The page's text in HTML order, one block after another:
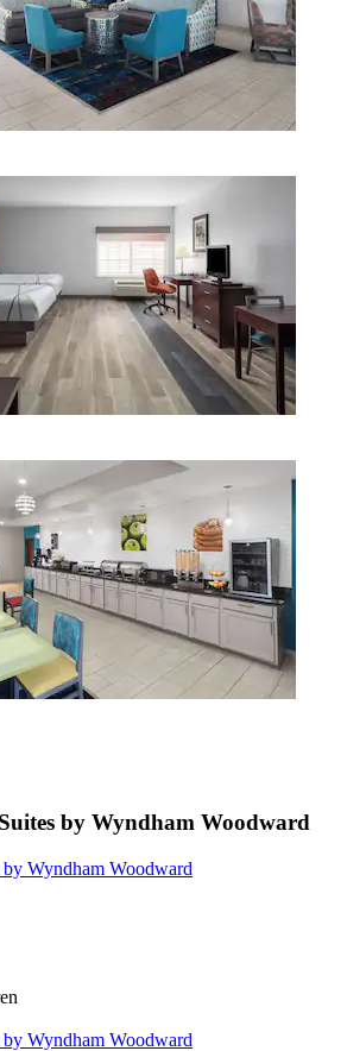
by Wyndham Woodward
Wyndham Woodward
Wyndham Woodward